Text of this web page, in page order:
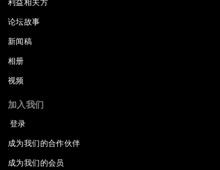
利益相关方
论坛故事
新闻稿
相册
视频
加入我们
登录
成为我们的合作伙伴
成为我们的会员